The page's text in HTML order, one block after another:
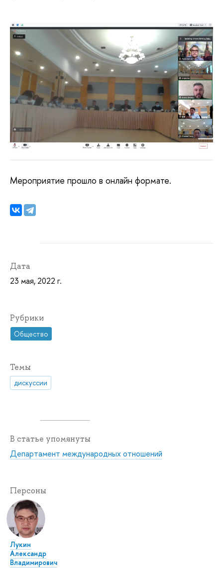
Мероприятие прошло в онлайн формате.
Дата
23 мая, 2022 г.
Рубрики
Общество
Темы
дискуссии
В статье упомянуты
Департамент международных отношений
Персоны
Лукин
Александр
Владимирович